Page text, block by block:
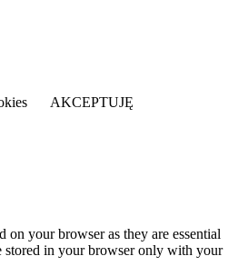
AKCEPTUJĘ
on your browser as they are essential
stored in your browser only with your